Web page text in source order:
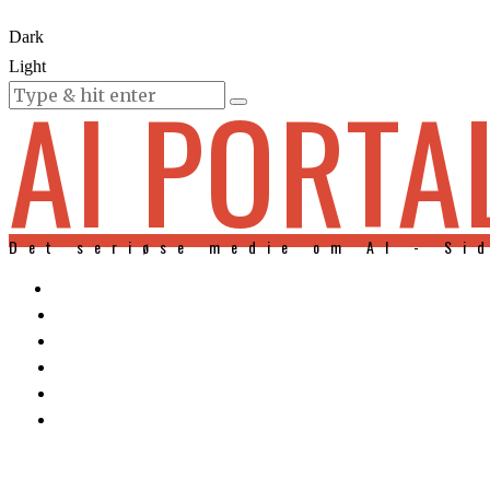
Dark
Light
KURSER
AI
Det seriøse medie om AI -